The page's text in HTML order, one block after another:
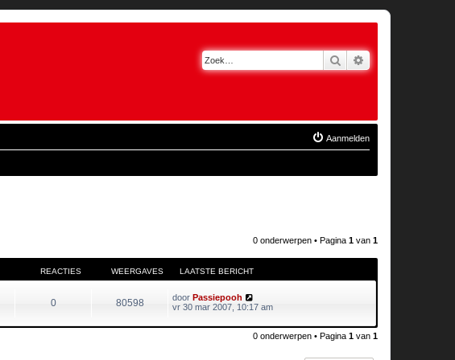
Zoek
Aanmelden
0 onderwerpen • Pagina 1 van 1
REACTIES WEERGAVES LAATSTE BERICHT
0 80598 door Passiepooh
vr 30 mar 2007, 10:17 am
0 onderwerpen • Pagina 1 van 1